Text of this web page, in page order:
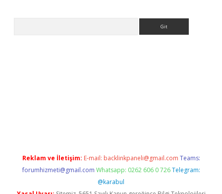
Reklam ve İletişim: E-mail: backlinkpaneli@gmail.com Teams:
forumhizmeti@gmail.com Whatsapp: 0262 606 0 726 Telegram:
@karabul